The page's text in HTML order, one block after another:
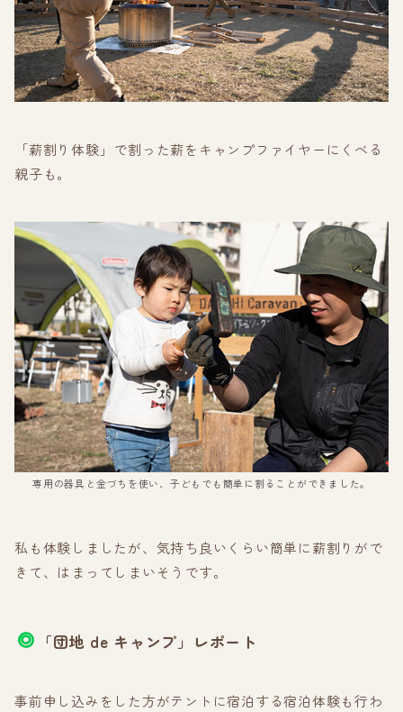
「薪割り体験」で割った薪をキャンプファイヤーにくべる
親子も。
専用の器具と金づちを使い、子どもでも簡単に割ることができました。
私も体験しましたが、気持ち良いくらい簡単に薪割りがで
きて、はまってしまいそうです。
「団地 de キャンプ」レポート
事前申し込みをした方がテントに宿泊する宿泊体験も行わ